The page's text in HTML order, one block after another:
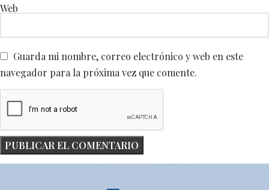
Web
Guarda mi nombre, correo electrónico y web en este
navegador para la próxima vez que comente.